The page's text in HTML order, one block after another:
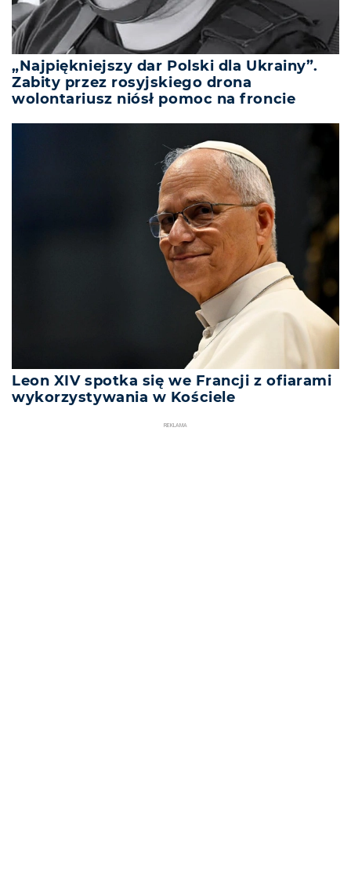
„Najpiękniejszy dar Polski dla Ukrainy”.
Zabity przez rosyjskiego drona
wolontariusz niósł pomoc na froncie
Leon XIV spotka się we Francji z ofiarami
wykorzystywania w Kościele
REKLAMA